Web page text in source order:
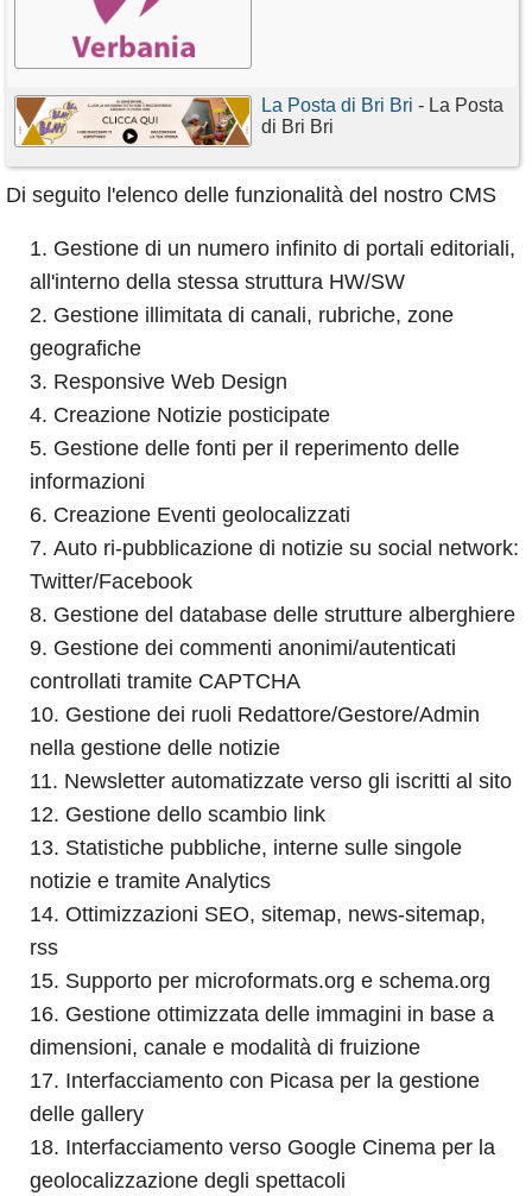
La Posta di Bri Bri - La Posta
di Bri Bri
Di seguito l'elenco delle funzionalità del nostro CMS
Gestione di un numero infinito di portali editoriali,
all'interno della stessa struttura HW/SW
Gestione illimitata di canali, rubriche, zone
geografiche
Responsive Web Design
Creazione Notizie posticipate
Gestione delle fonti per il reperimento delle
informazioni
Creazione Eventi geolocalizzati
Auto ri-pubblicazione di notizie su social network:
Twitter/Facebook
Gestione del database delle strutture alberghiere
Gestione dei commenti anonimi/autenticati
controllati tramite CAPTCHA
Gestione dei ruoli Redattore/Gestore/Admin
nella gestione delle notizie
Newsletter automatizzate verso gli iscritti al sito
Gestione dello scambio link
Statistiche pubbliche, interne sulle singole
notizie e tramite Analytics
Ottimizzazioni SEO, sitemap, news-sitemap,
rss
Supporto per microformats.org e schema.org
Gestione ottimizzata delle immagini in base a
dimensioni, canale e modalità di fruizione
Interfacciamento con Picasa per la gestione
delle gallery
Interfacciamento verso Google Cinema per la
geolocalizzazione degli spettacoli